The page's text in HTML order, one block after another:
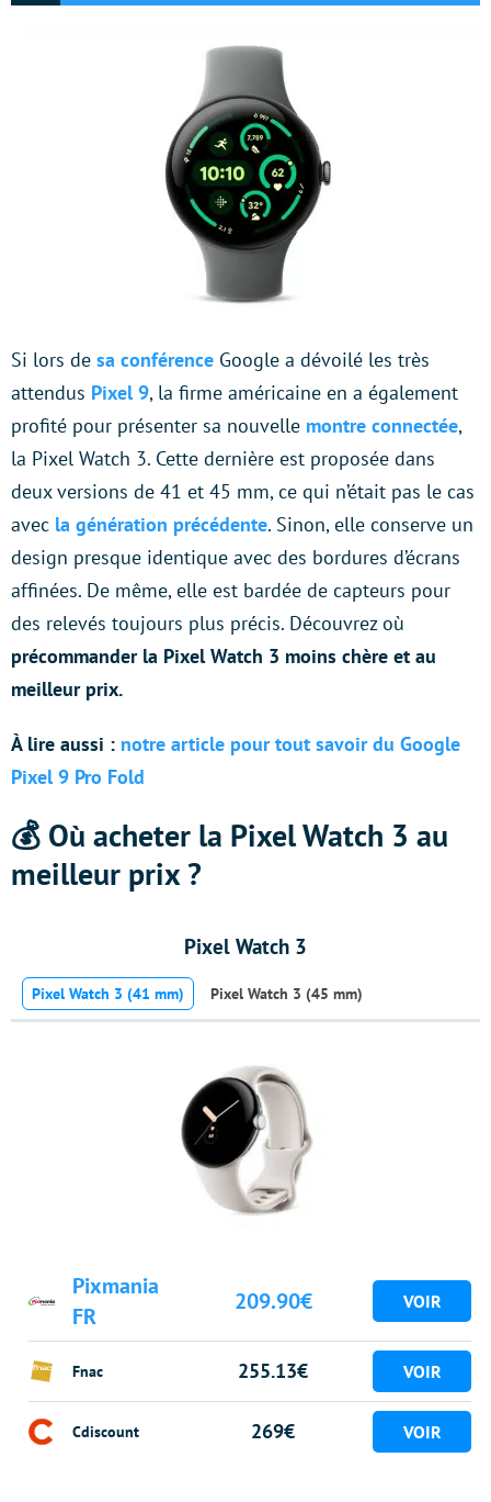
Si lors de sa conférence Google a dévoilé les très
attendus Pixel 9, la firme américaine en a également
profité pour présenter sa nouvelle montre connectée,
la Pixel Watch 3. Cette dernière est proposée dans
deux versions de 41 et 45 mm, ce qui n’était pas le cas
avec la génération précédente. Sinon, elle conserve un
design presque identique avec des bordures d’écrans
affinées. De même, elle est bardée de capteurs pour
des relevés toujours plus précis. Découvrez où
précommander la Pixel Watch 3 moins chère et au
meilleur prix.
À lire aussi : notre article pour tout savoir du Google
Pixel 9 Pro Fold
💰 Où acheter la Pixel Watch 3 au
meilleur prix ?
Pixel Watch 3
Pixel Watch 3 (41 mm) Pixel Watch 3 (45 mm)
Pixmania
FR
209.90€
Fnac 255.13€
Cdiscount 269€